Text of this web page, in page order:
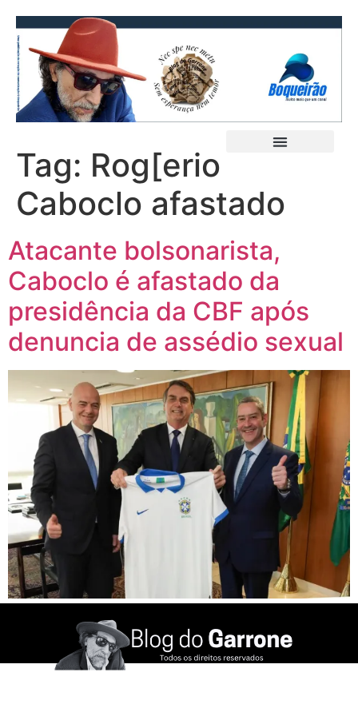
Tag: Rog[erio
Caboclo afastado
Atacante bolsonarista,
Caboclo é afastado da
presidência da CBF após
denuncia de assédio sexual